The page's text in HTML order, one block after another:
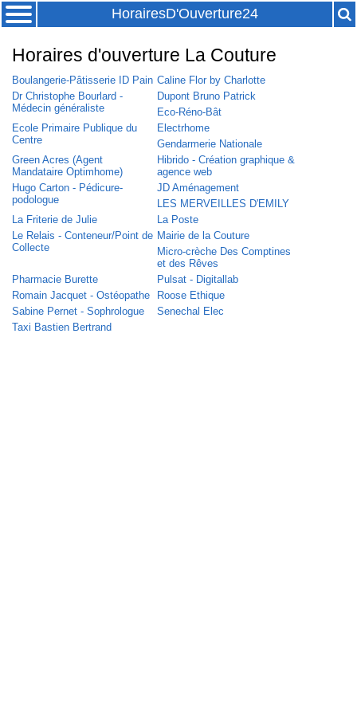
HorairesD'Ouverture24
Horaires d'ouverture La Couture
Boulangerie-Pâtisserie ID Pain Caline Flor by Charlotte
Dr Christophe Bourlard -
Médecin généraliste
Dupont Bruno Patrick
Eco-Réno-Bât
Ecole Primaire Publique du
Centre
Electrhome
Gendarmerie Nationale
Green Acres (Agent
Mandataire Optimhome)
Hibrido - Création graphique &
agence web
Hugo Carton - Pédicure-
podologue
JD Aménagement
LES MERVEILLES D'EMILY
La Friterie de Julie
La Poste
Le Relais - Conteneur/Point de
Collecte
Mairie de la Couture
Micro-crèche Des Comptines
et des Rêves
Pharmacie Burette
Pulsat - Digitallab
Romain Jacquet - Ostéopathe
Roose Ethique
Sabine Pernet - Sophrologue
Senechal Elec
Taxi Bastien Bertrand